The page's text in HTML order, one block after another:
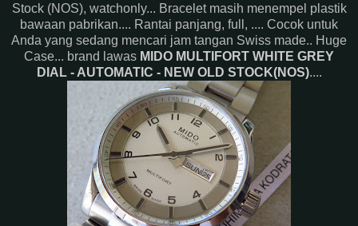
Stock (NOS), watchonly... Bracelet masih menempel plastik
bawaan pabrikan.... Rantai panjang, full, .... Cocok untuk
Anda yang sedang mencari jam tangan Swiss made.. Huge
Case... brand lawas MIDO MULTIFORT WHITE GREY
DIAL - AUTOMATIC - NEW OLD STOCK(NOS)....